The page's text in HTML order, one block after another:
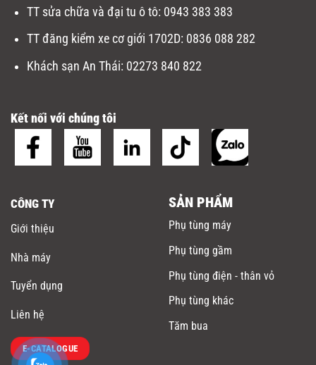
TT sửa chữa và đại tu ô tô: 0943 383 383
TT đăng kiểm xe cơ giới 1702D: 0836 088 282
Khách sạn An Thái: 02273 840 822
Kết nối với chúng tôi
CÔNG TY
Giới thiệu
Nhà máy
Tuyển dụng
Liên hệ
E-CATALOGUE
SẢN PHẨM
Phụ tùng máy
Phụ tùng gầm
Phụ tùng điện - thân vỏ
Phụ tùng khác
Tăm bua